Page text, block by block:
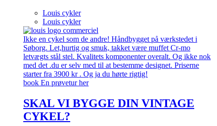
Louis cykler
Louis cykler
Ikke en cykel som de andre! Håndbygget på værkstedet i
Søborg. Let,hurtig og smuk, takket være muffet Cr-mo
letvægts stål stel. Kvalitets komponenter overalt. Og ikke nok
med det .du er selv med til at bestemme designet. Priserne
starter fra 3900 kr . Og ja du hørte rigtig!
book En prøvetur her
SKAL VI BYGGE DIN VINTAGE
CYKEL?